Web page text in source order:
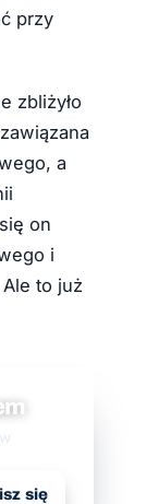
przy
zbliżyło
a
on
i
to już
się